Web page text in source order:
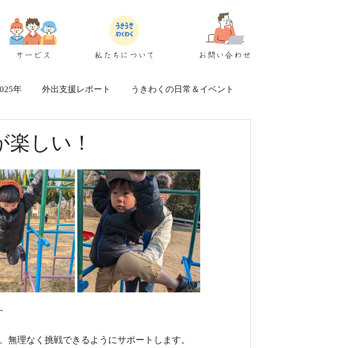
サービス 私たちについて お問い合わせ
年 外出支援レポート うきわくの日常＆イベント
しい！
無理なく挑戦できるようにサポートします。